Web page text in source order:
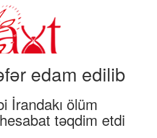
edam edilib
İrandakı ölüm
təqdim etdi